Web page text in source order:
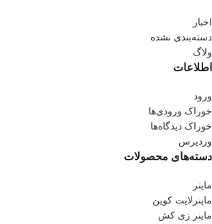
اخبار
دسته‌بندی نشده
ولاگ
اطلاعات
ورود
خوراک ورودی‌ها
خوراک دیدگاه‌ها
وردپرس
دسته‌های محصولات
ماینر
ماینرلایت کوین
ماینر زی کش